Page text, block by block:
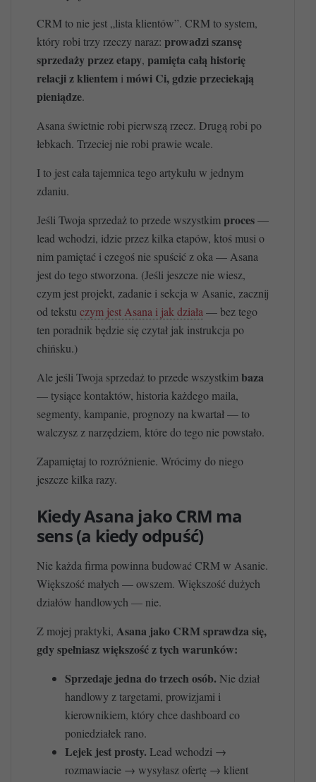
CRM to nie jest „lista klientów”. CRM to system,
który robi trzy rzeczy naraz: prowadzi szansę
sprzedaży przez etapy, pamięta całą historię
relacji z klientem i mówi Ci, gdzie przeciekają
pieniądze.
Asana świetnie robi pierwszą rzecz. Drugą robi po
łebkach. Trzeciej nie robi prawie wcale.
I to jest cała tajemnica tego artykułu w jednym
zdaniu.
Jeśli Twoja sprzedaż to przede wszystkimproces—
lead wchodzi, idzie przez kilka etapów, ktoś musi o
nim pamiętać i czegoś nie spuścić z oka — Asana
jest do tego stworzona. (Jeśli jeszcze nie wiesz,
czym jest projekt, zadanie i sekcja w Asanie, zacznij
od tekstu czym jest Asana i jak działa — bez tego
ten poradnik będzie się czytał jak instrukcja po
chińsku.)
Ale jeśli Twoja sprzedaż to przede wszystkimbaza
— tysiące kontaktów, historia każdego maila,
segmenty, kampanie, prognozy na kwartał — to
walczysz z narzędziem, które do tego nie powstało.
Zapamiętaj to rozróżnienie. Wrócimy do niego
jeszcze kilka razy.
Kiedy Asana jako CRM ma
sens (a kiedy odpuść)
Nie każda firma powinna budować CRM w Asanie.
Większość małych — owszem. Większość dużych
działów handlowych — nie.
Z mojej praktyki, Asana jako CRM sprawdza się,
gdy spełniasz większość z tych warunków:
Sprzedaje jedna do trzech osób. Nie dział
handlowy z targetami, prowizjami i
kierownikiem, który chce dashboard co
poniedziałek rano.
Lejek jest prosty. Lead wchodzi →
rozmawiacie → wysyłasz ofertę → klient